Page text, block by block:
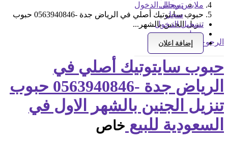
تسجيل الدخول
سجل
تسجيل الدخول
سجل
إضافة اعلان
ملابس رجالى
حبوب سايتوتيك أصلي في الرياض جدة -0563940846 حبوب
تنزيل الجنين بالشهر...
الرجوع إلى النتائج
حبوب سايتوتيك أصلي في
الرياض جدة -0563940846 حبوب
تنزيل الجنين بالشهر الاول في
السعودية للبيع خاص